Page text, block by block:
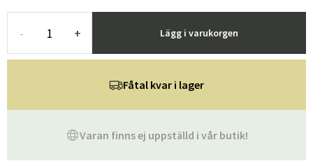
- + Lägg i varukorgen
Varan finns ej uppställd i vår butik!
Fåtal kvar i lager